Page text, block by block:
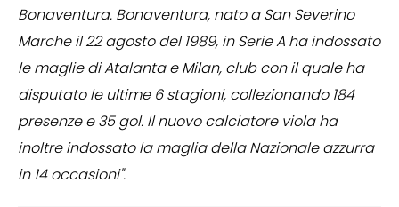
Bonaventura. Bonaventura, nato a San Severino
Marche il 22 agosto del 1989, in Serie A ha indossato
le maglie di Atalanta e Milan, club con il quale ha
disputato le ultime 6 stagioni, collezionando 184
presenze e 35 gol. Il nuovo calciatore viola ha
inoltre indossato la maglia della Nazionale azzurra
in 14 occasioni".